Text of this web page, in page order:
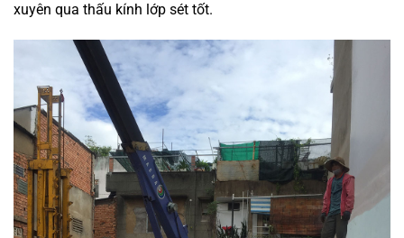
xuyên qua thấu kính lớp sét tốt.